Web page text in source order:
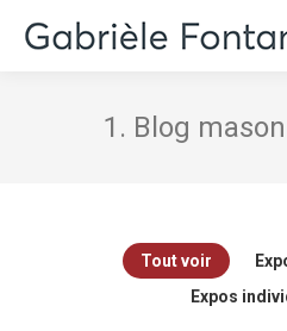
1. Blog
Tout voir
Expos